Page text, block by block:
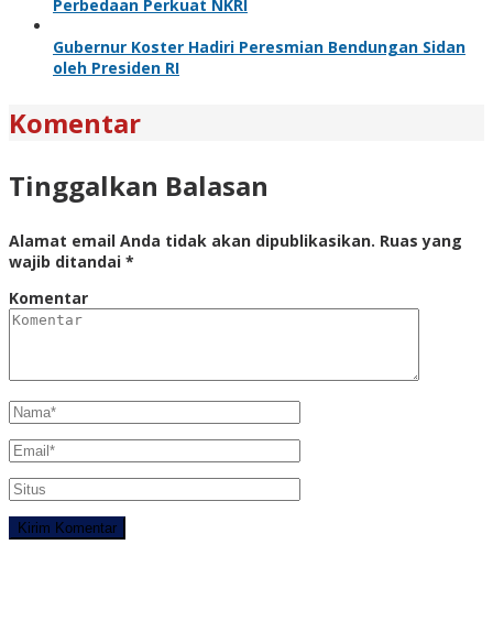
Perbedaan Perkuat NKRI
Gubernur Koster Hadiri Peresmian Bendungan Sidan
oleh Presiden RI
Komentar
Tinggalkan Balasan
Alamat email Anda tidak akan dipublikasikan. Ruas yang
wajib ditandai *
Komentar